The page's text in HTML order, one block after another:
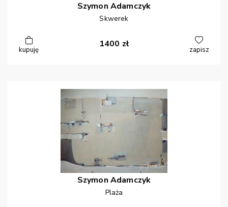
Szymon Adamczyk
Skwerek
kupuję
1400 zł
zapisz
Szymon Adamczyk
Plaża